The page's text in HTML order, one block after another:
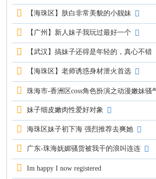
【海珠区】肤白非常美貌的小靓妹
【广州】新人妹子我玩过最好一个
【武汉】搞妹子还得是年轻的，真心不错
【海珠区】老师诱惑身材泄火首选
珠海市-香洲区coss角色扮演之动漫嫩妹骚
妹子细皮嫩肉性爱好对象
海珠区妹子初下海 强烈推荐去爽她
广东-珠海妩媚骚货被我干的浪叫连连
Im happy I now registered